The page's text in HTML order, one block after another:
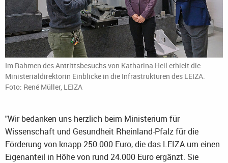
Im Rahmen des Antrittsbesuchs von Katharina Heil erhielt die
Ministerialdirektorin Einblicke in die Infrastrukturen des LEIZA.
Foto: René Müller, LEIZA
"Wir bedanken uns herzlich beim Ministerium für
Wissenschaft und Gesundheit Rheinland-Pfalz für die
Förderung von knapp 250.000 Euro, die das LEIZA um einen
Eigenanteil in Höhe von rund 24.000 Euro ergänzt. Sie